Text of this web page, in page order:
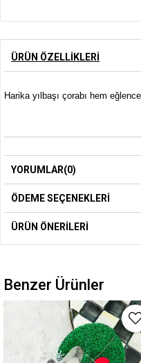
ÜRÜN ÖZELLIKLERI
Harika yılbaşı çorabı hem
YORUMLAR(0)
ÖDEME SEÇENEKLERI
ÜRÜN ÖNERILERI
Benzer Ürünler